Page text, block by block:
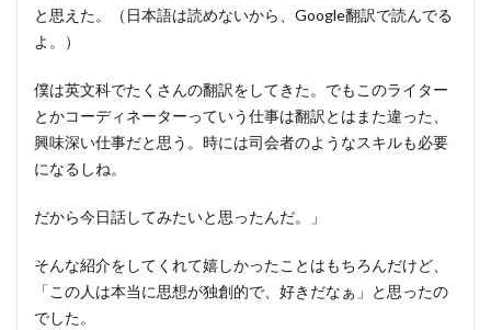
と思えた。（日本語は読めないから、Google翻訳で読んでる
よ。）
僕は英文科でたくさんの翻訳をしてきた。でもこのライター
とかコーディネーターっていう仕事は翻訳とはまた違った、
興味深い仕事だと思う。時には司会者のようなスキルも必要
になるしね。
だから今日話してみたいと思ったんだ。」
そんな紹介をしてくれて嬉しかったことはもちろんだけど、
「この人は本当に思想が独創的で、好きだなぁ」と思ったの
でした。